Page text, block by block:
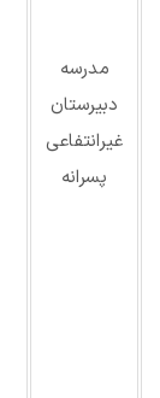
مدرسه
دبیرستان
غیرانتفاعی
پسرانه